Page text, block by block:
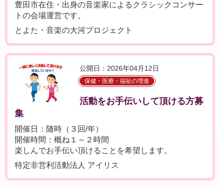
豊田市在住・出身の音楽家によるクラシックコンサー
トの会場運営です。
とよた・音楽の大河プロジェクト
公開日：2026年04月12日
保健・医療・福祉の増進
活動をお手伝いして頂ける方募
集
開催日：随時（３回/年）
開催時間：概ね１～２時間
楽しんでお手伝い頂けることを希望します。
特定非営利活動法人 アイリス